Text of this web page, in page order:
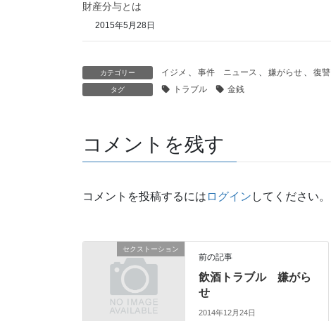
財産分与とは
2015年5月28日
カテゴリー イジメ 、 事件 ニュース 、 嫌がらせ 、 復讐
タグ トラブル 金銭
コメントを残す
コメントを投稿するには ログイン してください。
セクストーション
前の記事
飲酒トラブル 嫌がら
せ
2014年12月24日